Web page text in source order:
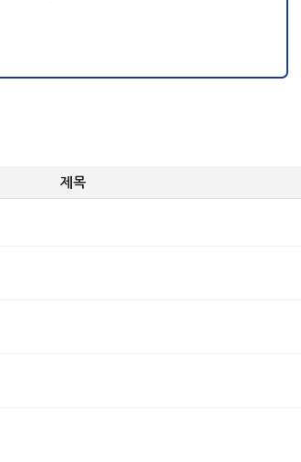
제목